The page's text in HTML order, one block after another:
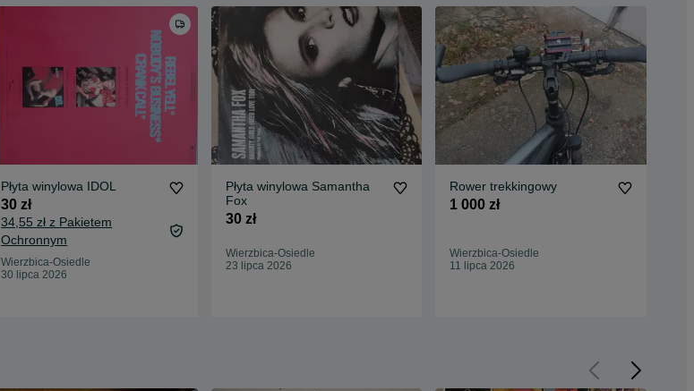
Płyta winylowa IDOL
30 zł
34,55 zł z Pakietem
Ochronnym
Wierzbica-Osiedle
30 lipca 2026
Płyta winylowa Samantha
Fox
30 zł
Wierzbica-Osiedle
23 lipca 2026
Rower trekkingowy
1 000 zł
Wierzbica-Osiedle
11 lipca 2026